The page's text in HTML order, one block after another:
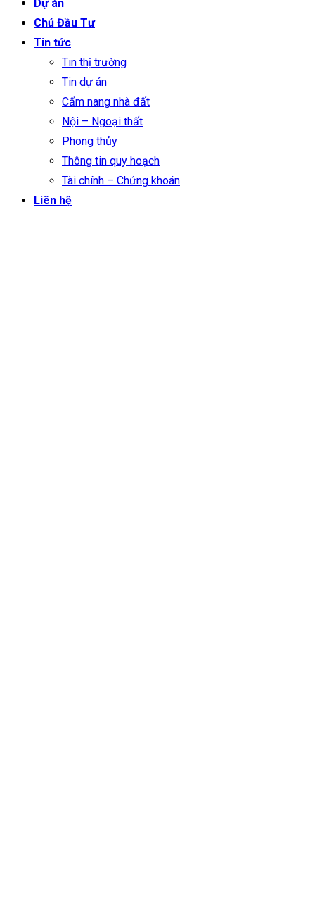
Dự án
Chủ Đầu Tư
Tin tức
Tin thị trường
Tin dự án
Cẩm nang nhà đất
Nội – Ngoại thất
Phong thủy
Thông tin quy hoạch
Tài chính – Chứng khoán
Liên hệ